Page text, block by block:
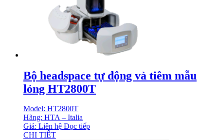
Bộ headspace tự động và tiêm mẫu
lỏng HT2800T
Model: HT2800T
Hãng: HTA – Italia
Giá: Liên hệ Đọc tiếp
CHI TIẾT